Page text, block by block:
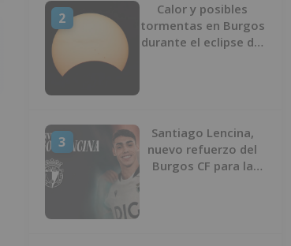
2
Calor y posibles
tormentas en Burgos
durante el eclipse del
3
Santiago Lencina,
nuevo refuerzo del
Burgos CF para la